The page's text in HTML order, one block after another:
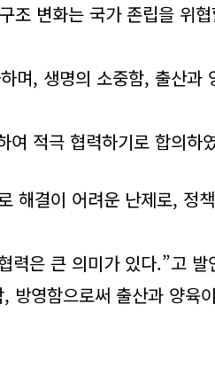
변화는 국가 존립을 위
, 생명의 소중함, 출산과
적극 협력하기로 합의하
해결이 어려운 난제로, 정
력은 큰 의미가 있다.”고 발
영함으로써 출산과 양육